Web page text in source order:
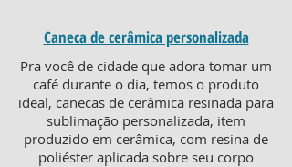
Caneca de cerâmica personalizada
Pra você de cidade que adora tomar um
café durante o dia, temos o produto
ideal, canecas de cerâmica resinada para
sublimação personalizada, item
produzido em cerâmica, com resina de
poliéster aplicada sobre seu corpo